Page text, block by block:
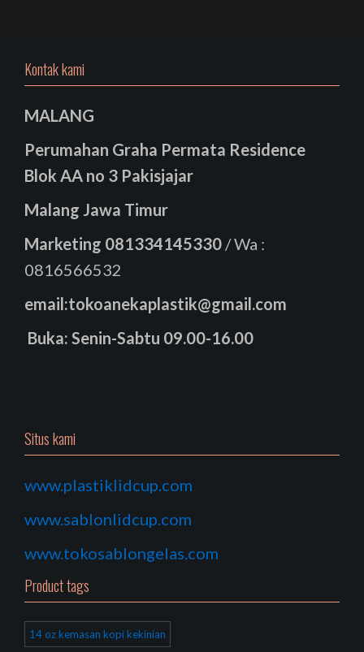
Kontak kami
MALANG
Perumahan Graha Permata Residence
Blok AA no 3 Pakisjajar
Malang Jawa Timur
Marketing 081334145330 / Wa :
0816566532
email:tokoanekaplastik@gmail.com
Buka: Senin-Sabtu 09.00-16.00
Situs kami
www.plastiklidcup.com
www.sablonlidcup.com
www.tokosablongelas.com
Product tags
14 oz kemasan kopi kekinian